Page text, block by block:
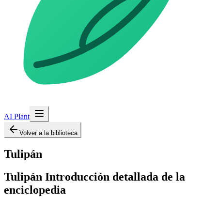
AI Plant
Volver a la biblioteca
Tulipán
Tulipán Introducción detallada de la
enciclopedia